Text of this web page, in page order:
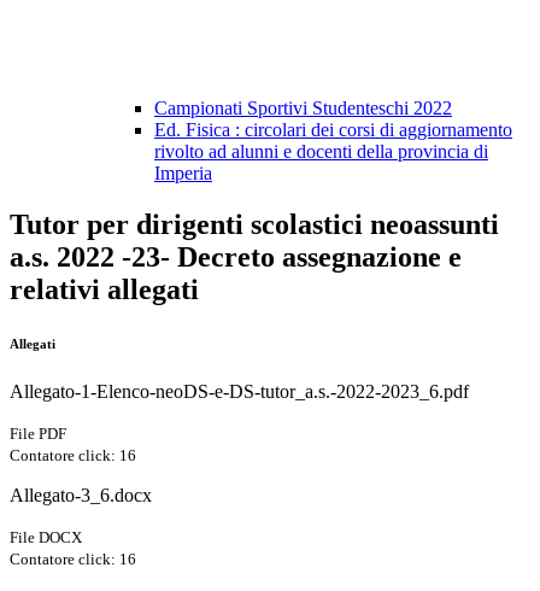
Campionati Sportivi Studenteschi 2022
Ed. Fisica : circolari dei corsi di aggiornamento
rivolto ad alunni e docenti della provincia di
Imperia
Tutor per dirigenti scolastici neoassunti
a.s. 2022 -23- Decreto assegnazione e
relativi allegati
Allegati
Allegato-1-Elenco-neoDS-e-DS-tutor_a.s.-2022-2023_6.pdf
File PDF
Contatore click: 16
Allegato-3_6.docx
File DOCX
Contatore click: 16